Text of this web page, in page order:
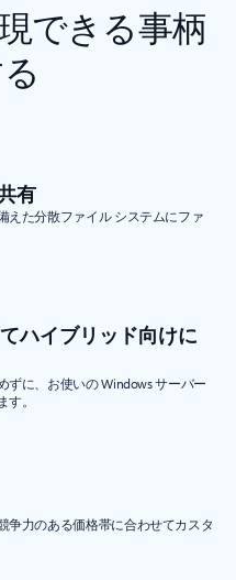
できる事柄
有
えた分散ファイル システムにファ
ハイブリッド向けに
ずに、お使いの Windows サーバー
。
争力のある価格帯に合わせてカスタ